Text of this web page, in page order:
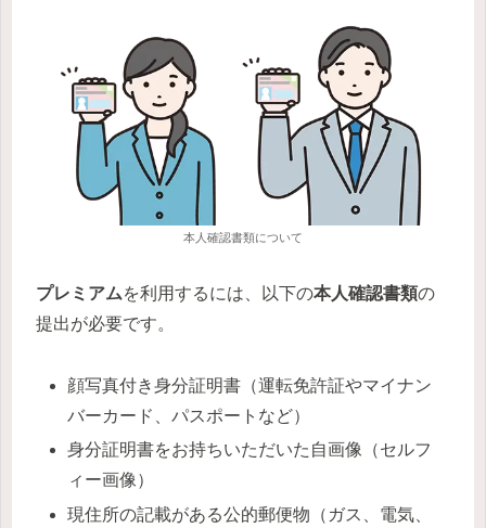
本人確認書類について
プレミアムを利用するには、以下の本人確認書類の
提出が必要です。
顔写真付き身分証明書（運転免許証やマイナン
バーカード、パスポートなど）
身分証明書をお持ちいただいた自画像（セルフ
ィー画像）
現住所の記載がある公的郵便物（ガス、電気、